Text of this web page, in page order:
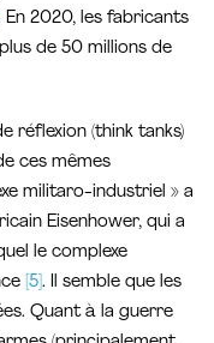
En 2020, les fabricants
de 50 millions de
réflexion (think tanks)
ces mêmes
militaro-industriel » a
Eisenhower, qui a
le complexe
[5] . Il semble que les
Quant à la guerre